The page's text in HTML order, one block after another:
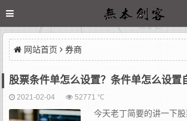
网站首页 券商
股票条件单怎么设置？条件单怎么设置
2021-02-04 52771 ℃
今天老丁简要的讲一下